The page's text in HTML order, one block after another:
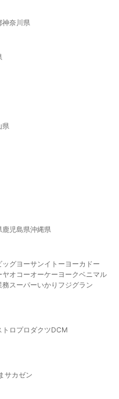
神奈川県
県
鹿児島県沖縄県
ッグヨーサンイトーヨーカドー
ヤオコーオーケー ヨークベニマル
務スーパーいかり フジグラン
トロプロダクツDCM
サカゼン